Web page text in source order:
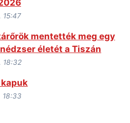
15:47
mentették meg egy
életét a Tiszán
18:32
18:33